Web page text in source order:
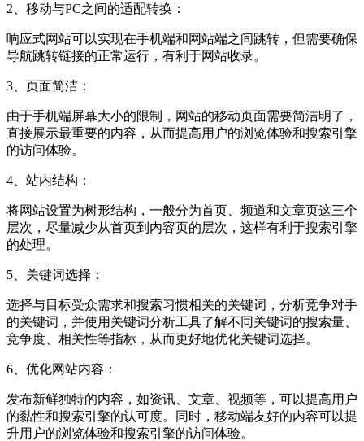
2、移动与PC之间的适配转换：
响应式网站可以实现在手机端和网站端之间跳转，但需要确保
导航跳转链接的正常运行，有利于网站收录。
3、页面简洁：
由于手机端屏幕大小的限制，网站的移动页面需要简洁明了，
直接展示最重要的内容，从而提高用户的浏览体验和搜索引擎
的访问体验。
4、站内结构：
将网站设置为树形结构，一般分为首页、频道和文章页这三个
层次，尽量减少从首页到内容页的层次，这样有利于搜索引擎
的处理。
5、关键词选择：
选择与目标受众需求和搜索习惯相关的关键词，分析竞争对手
的关键词，并使用关键词分析工具了解不同关键词的搜索量、
竞争度、相关性等指标，从而更好地优化关键词选择。
6、优化网站内容：
发布新鲜独特的内容，如资讯、文章、视频等，可以提高用户
的黏性和搜索引擎的认可度。同时，移动端友好的内容可以提
升用户的浏览体验和搜索引擎的访问体验。